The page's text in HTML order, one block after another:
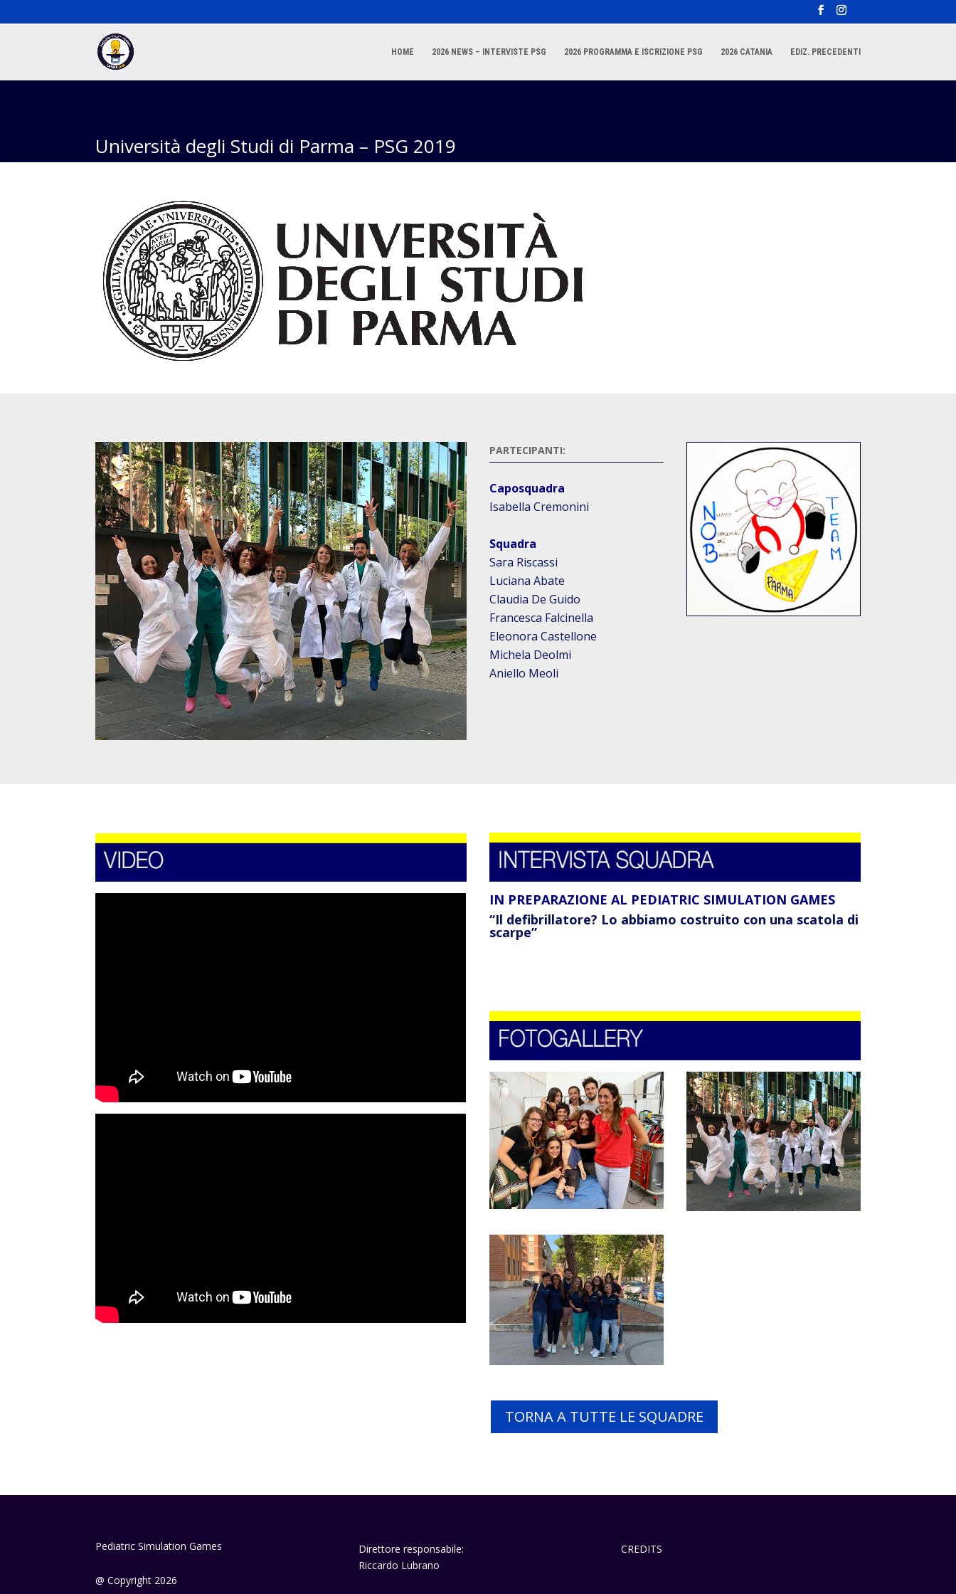
HOME 2026 NEWS – INTERVISTE PSG 2026 PROGRAMMA E ISCRIZIONE PSG 2026 CATANIA EDIZ. PRECEDENTI
Università degli Studi di Parma – PSG 2019
PARTECIPANTI:
Caposquadra
Isabella Cremonini
Squadra
Sara Riscassi
Luciana Abate
Claudia De Guido
Francesca Falcinella
Eleonora Castellone
Michela Deolmi
Aniello Meoli
IN PREPARAZIONE AL PEDIATRIC SIMULATION GAMES
“Il defibrillatore? Lo abbiamo costruito con una scatola di
scarpe”
TORNA A TUTTE LE SQUADRE
Pediatric Simulation Games
@ Copyright 2026
Direttore responsabile:
Riccardo Lubrano
CREDITS